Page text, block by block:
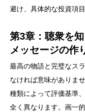
避け、具体的な投資項
第3章：聴衆を
メッセージの作
最高の物語と完璧なス
なければ意味がありま
種類によって評価基準
全く異なります。画一